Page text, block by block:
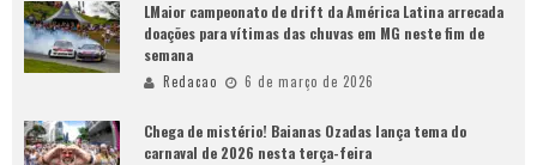
LMaior campeonato de drift da América Latina arrecada
doações para vítimas das chuvas em MG neste fim de
semana
Redacao 6 de março de 2026
Chega de mistério! Baianas Ozadas lança tema do
carnaval de 2026 nesta terça-feira